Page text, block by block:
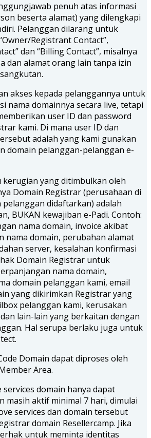
penuh atas informasi
beserta alamat) yang dilengkapi
Pelanggan dilarang untuk
Registrant Contact”,
dan “Billing Contact”, misalnya
dan alamat orang lain tanpa izin
akses kepada pelanggannya untuk
nama domainnya secara live, tetapi
user ID dan password
kami. Di mana user ID dan
adalah yang kami gunakan
domain pelanggan-pelanggan e-
kerugian yang ditimbulkan oleh
Domain Registrar (perusahaan di
pelanggan didaftarkan) adalah
BUKAN kewajiban e-Padi. Contoh:
nama domain, invoice akibat
nama domain, perubahan alamat
server, kesalahan konfirmasi
Domain Registrar untuk
nama domain,
domain pelanggan kami, email
yang dikirimkan Registrar yang
pelanggan kami, kerusakan
lain-lain yang berkaitan dengan
Hal serupa berlaku juga untuk
Domain dapat diproses oleh
Area.
services domain hanya dapat
masih aktif minimal 7 hari, dimulai
services dan domain tersebut
domain Resellercamp. Jika
untuk meminta identitas